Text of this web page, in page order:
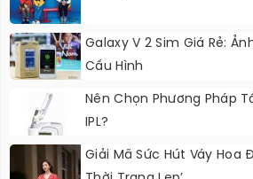
Galaxy V 2 Sim Giá Rẻ:
Cấu Hình
Nên Chọn Phương Pháp
IPL?
Giải Mã Sức Hút Váy Hoa